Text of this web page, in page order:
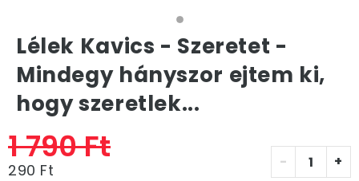
Lélek Kavics - Szeretet -
Mindegy hányszor ejtem ki,
hogy szeretlek...
1 790 Ft
290 Ft - +